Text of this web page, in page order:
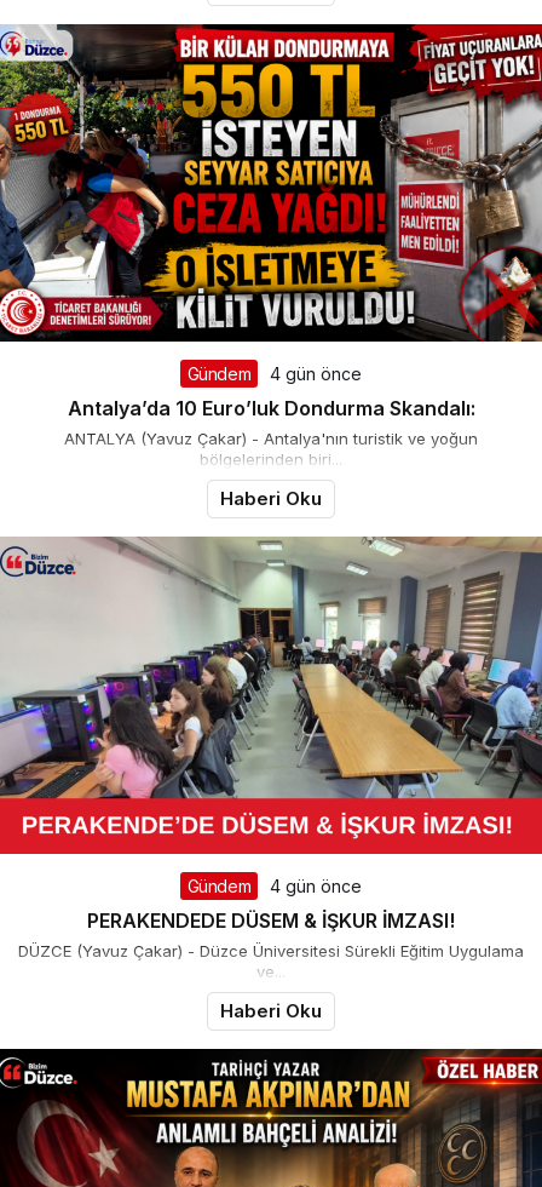
Gündem 4 gün önce
Antalya’da 10 Euro’luk Dondurma Skandalı:
ANTALYA (Yavuz Çakar) - Antalya'nın turistik ve yoğun
bölgelerinden biri...
Haberi Oku
Gündem 4 gün önce
PERAKENDEDE DÜSEM & İŞKUR İMZASI!
DÜZCE (Yavuz Çakar) - Düzce Üniversitesi Sürekli Eğitim Uygulama
ve...
Haberi Oku